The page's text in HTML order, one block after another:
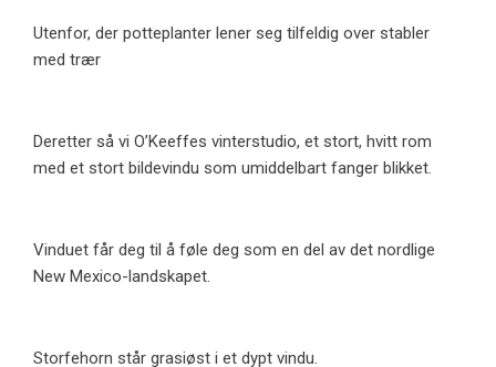
Utenfor, der potteplanter lener seg tilfeldig over stabler
med trær
Deretter så vi O’Keeffes vinterstudio, et stort, hvitt rom
med et stort bildevindu som umiddelbart fanger blikket.
Vinduet får deg til å føle deg som en del av det nordlige
New Mexico-landskapet.
Storfehorn står grasiøst i et dypt vindu.